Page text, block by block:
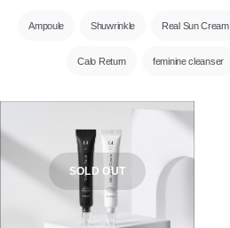
Ampoule Shuwrinkle Real Sun Cream
Calo Return feminine cleanser
SOLD OUT